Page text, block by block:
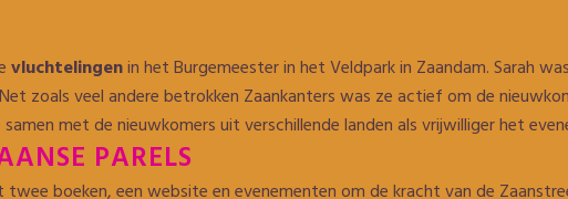
vluchtelingenin het Burgemeester in het Veldpark in Zaandam. Sarah
zoals veel andere betrokken Zaankanters was ze actief om de
samen met de nieuwkomers uit verschillende landen als vrijwilliger het
PARELS
boeken, een website en evenementen om de kracht van de